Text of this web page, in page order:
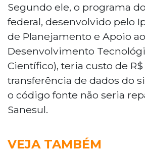
Segundo ele, o programa
federal, desenvolvido pelo
de Planejamento e Apoio ao
Desenvolvimento
Científico), teria custo de R$
transferência de dados do
o código fonte não seria
Sanesul.
VEJA TAMBÉM